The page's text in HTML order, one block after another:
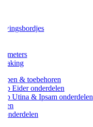
meters
& toebehoren
Eider onderdelen
Utina & Ipsam onderdelen
onderdelen